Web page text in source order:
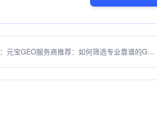
元宝GEO服务商推荐：如何筛选专业靠谱的GEO